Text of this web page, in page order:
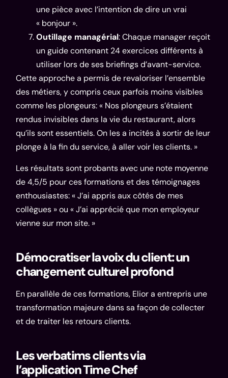
une pièce avec l’intention de dire un vrai
« bonjour ».
Outillage managérial: Chaque manager reçoit
un guide contenant 24 exercices différents à
utiliser lors de ses briefings d’avant-service.
Cette approche a permis de revaloriser l’ensemble
des métiers, y compris ceux parfois moins visibles
comme les plongeurs: « Nos plongeurs s’étaient
rendus invisibles dans la vie du restaurant, alors
qu’ils sont essentiels. On les a incités à sortir de leur
plonge à la fin du service, à aller voir les clients. »
Les résultats sont probants avec une note moyenne
de 4,5/5 pour ces formations et des témoignages
enthousiastes: « J’ai appris aux côtés de mes
collègues » ou « J’ai apprécié que mon employeur
vienne sur mon site. »
Démocratiser la voix du client: un
changement culturel profond
En parallèle de ces formations, Elior a entrepris une
transformation majeure dans sa façon de collecter
et de traiter les retours clients.
Les verbatims clients via
l’application Time Chef